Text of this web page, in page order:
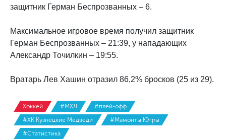
защитник Герман Беспрозванных – 6.
Максимальное игровое время получил защитник
Герман Беспрозванных – 21:39, у нападающих
Александр Точилкин – 19:55.
Вратарь Лев Хашин отразил 86,2% бросков (25 из 29).
Хоккей #МХЛ
#плей-офф
#ХК Кузнецкие Медведи
#Мамонты Югры
#Статистика